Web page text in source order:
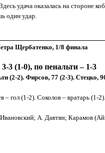
удача оказалась на стороне
один удар.
Щербатенко, 1/8 финала
3 (1-0), по пенальти – 1-3
(2-2). Фирсов, 77 (2-3). Стецко,
гол (1-2). Соколов – вратарь (1-
А. Давтян; Карамов